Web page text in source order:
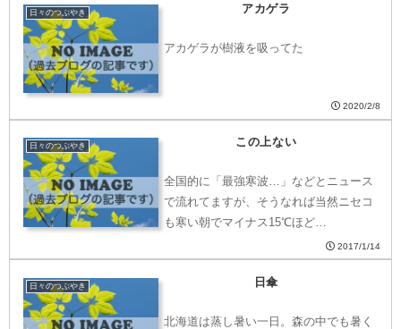
日々のつぶやき アカゲラ
アカゲラが樹液を吸ってた
2020/2/8
日々のつぶやき この上ない
全国的に「最強寒波…」などとニュース
で流れてますが、そうなれば当然ニセコ
も寒い朝でマイナス15℃ほど…
2017/1/14
日々のつぶやき 日傘
北海道は蒸し暑い一日。森の中でも暑く